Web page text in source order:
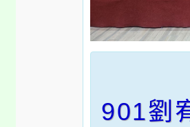
901劉